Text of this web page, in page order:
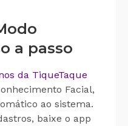
a passo
da TiqueTaque
Facial,
ao sistema.
baixe o app